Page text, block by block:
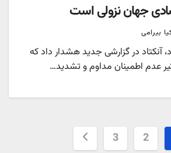
جهان نزولی است
بیرامی
آنکتاد در گزارشی جدید هشدار داد که
عدم اطمینان مداوم و تشدید…
2
3